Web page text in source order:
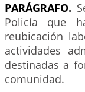
PARÁGRAFO.
Policía que
reubicación
actividades
destinadas a
comunidad.